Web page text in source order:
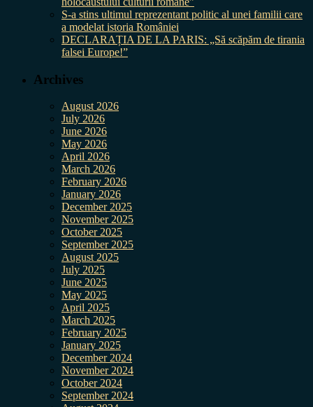
S-a stins ultimul reprezentant politic al unei familii care
a modelat istoria României
DECLARAȚIA DE LA PARIS: „Să scăpăm de tirania
falsei Europe!”
Archives
August 2026
July 2026
June 2026
May 2026
April 2026
March 2026
February 2026
January 2026
December 2025
November 2025
October 2025
September 2025
August 2025
July 2025
June 2025
May 2025
April 2025
March 2025
February 2025
January 2025
December 2024
November 2024
October 2024
September 2024